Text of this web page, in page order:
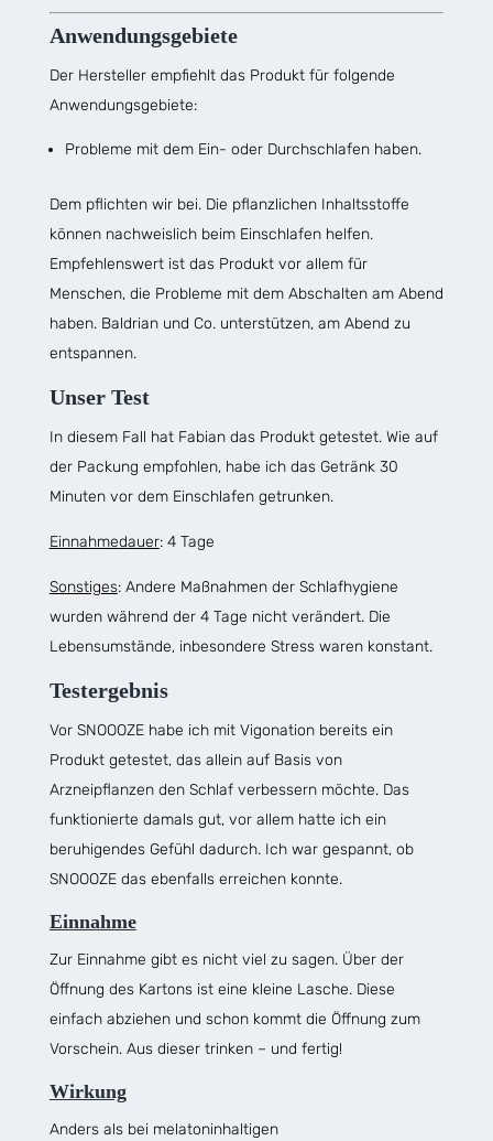
Anwendungsgebiete
Der Hersteller empfiehlt das Produkt für folgende
Anwendungsgebiete:
Probleme mit dem Ein- oder Durchschlafen haben.
Dem pflichten wir bei. Die pflanzlichen Inhaltsstoffe
können nachweislich beim Einschlafen helfen.
Empfehlenswert ist das Produkt vor allem für
Menschen, die Probleme mit dem Abschalten am Abend
haben. Baldrian und Co. unterstützen, am Abend zu
entspannen.
Unser Test
In diesem Fall hat Fabian das Produkt getestet. Wie auf
der Packung empfohlen, habe ich das Getränk 30
Minuten vor dem Einschlafen getrunken.
Einnahmedauer: 4 Tage
Sonstiges: Andere Maßnahmen der Schlafhygiene
wurden während der 4 Tage nicht verändert. Die
Lebensumstände, inbesondere Stress waren konstant.
Testergebnis
Vor SNOOOZE habe ich mit Vigonation bereits ein
Produkt getestet, das allein auf Basis von
Arzneipflanzen den Schlaf verbessern möchte. Das
funktionierte damals gut, vor allem hatte ich ein
beruhigendes Gefühl dadurch. Ich war gespannt, ob
SNOOOZE das ebenfalls erreichen konnte.
Einnahme
Zur Einnahme gibt es nicht viel zu sagen. Über der
Öffnung des Kartons ist eine kleine Lasche. Diese
einfach abziehen und schon kommt die Öffnung zum
Vorschein. Aus dieser trinken – und fertig!
Wirkung
Anders als bei melatoninhaltigen